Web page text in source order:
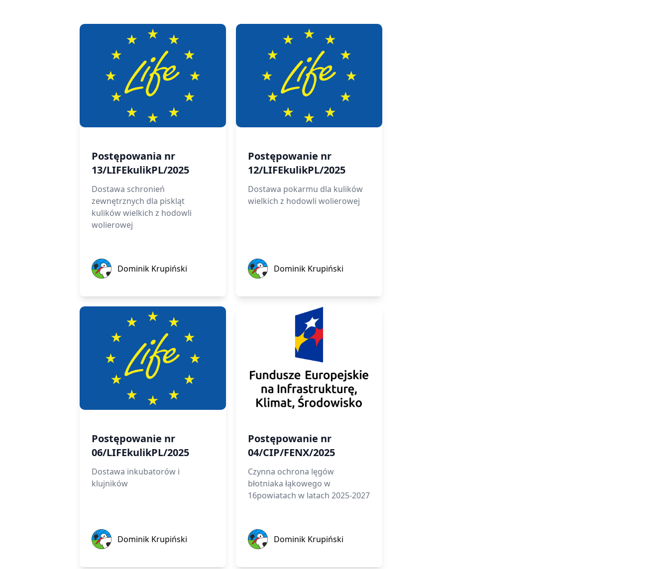
Postępowania nr
13/LIFEkulikPL/2025
Dostawa schronień
zewnętrznych dla piskląt
kulików wielkich z hodowli
wolierowej
Dominik Krupiński
Dominik Krupiński
Postępowanie nr
12/LIFEkulikPL/2025
Dostawa pokarmu dla kulików
wielkich z hodowli wolierowej
Dominik Krupiński
Dominik Krupiński
Postępowanie nr
06/LIFEkulikPL/2025
Dostawa inkubatorów i
klujników
Dominik Krupiński
Dominik Krupiński
Postępowanie nr
04/CIP/FENX/2025
Czynna ochrona lęgów
błotniaka łąkowego w
16powiatach w latach 2025-2027
Dominik Krupiński
Dominik Krupiński